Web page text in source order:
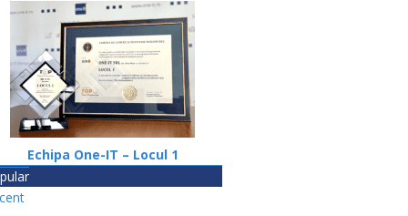
Echipa One-IT – Locul 1